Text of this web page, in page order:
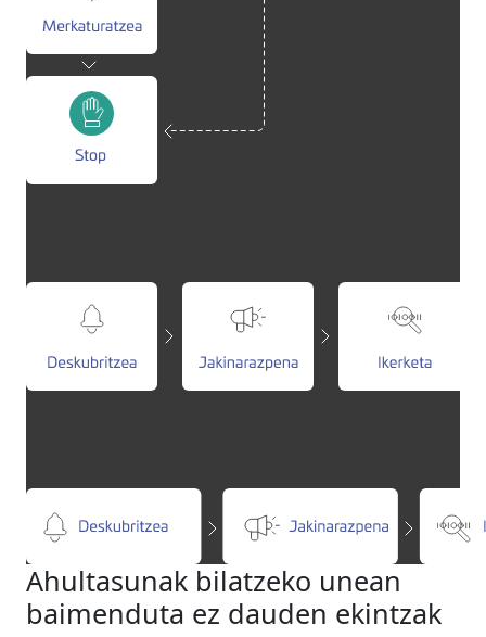
Ahultasunak bilatzeko unean
baimenduta ez dauden ekintzak